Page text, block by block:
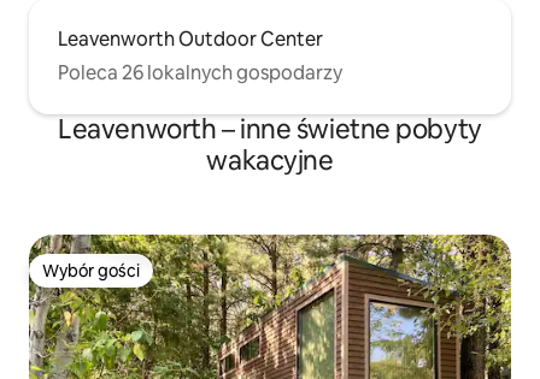
Leavenworth Outdoor Center
Poleca 26 lokalnych gospodarzy
Leavenworth – inne świetne pobyty
wakacyjne
Wybór gości
Wybór gości